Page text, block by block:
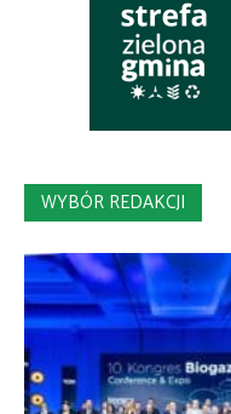
WYBÓR REDAKCJI